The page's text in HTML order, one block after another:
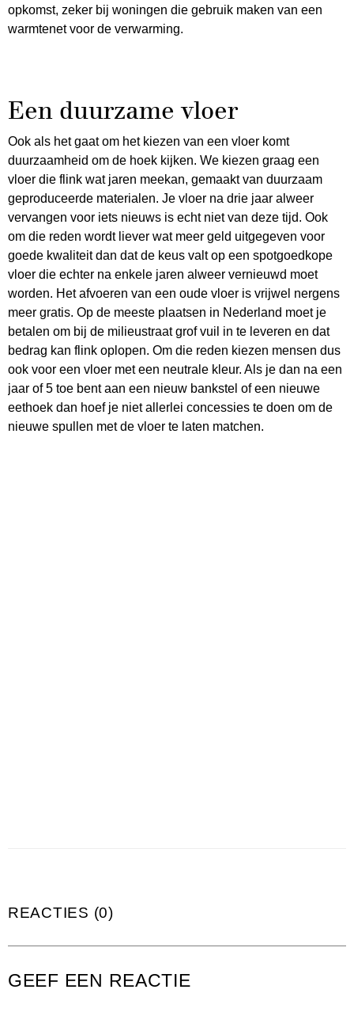
opkomst, zeker bij woningen die gebruik maken van een
warmtenet voor de verwarming.
Een duurzame vloer
Ook als het gaat om het kiezen van een vloer komt
duurzaamheid om de hoek kijken. We kiezen graag een
vloer die flink wat jaren meekan, gemaakt van duurzaam
geproduceerde materialen. Je vloer na drie jaar alweer
vervangen voor iets nieuws is echt niet van deze tijd. Ook
om die reden wordt liever wat meer geld uitgegeven voor
goede kwaliteit dan dat de keus valt op een spotgoedkope
vloer die echter na enkele jaren alweer vernieuwd moet
worden. Het afvoeren van een oude vloer is vrijwel nergens
meer gratis. Op de meeste plaatsen in Nederland moet je
betalen om bij de milieustraat grof vuil in te leveren en dat
bedrag kan flink oplopen. Om die reden kiezen mensen dus
ook voor een vloer met een neutrale kleur. Als je dan na een
jaar of 5 toe bent aan een nieuw bankstel of een nieuwe
eethoek dan hoef je niet allerlei concessies te doen om de
nieuwe spullen met de vloer te laten matchen.
REACTIES (0)
GEEF EEN REACTIE